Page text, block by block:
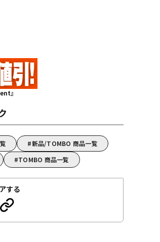
』
新品/TOMBO 商品一覧
TOMBO 商品一覧
する